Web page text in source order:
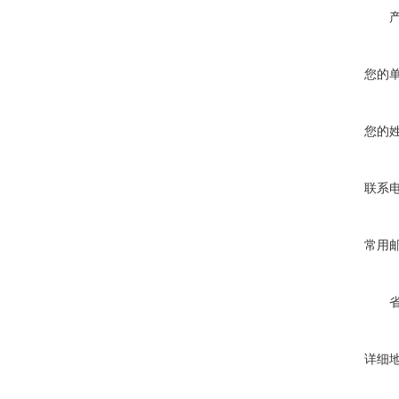
您的
您的
联系
常用
详细